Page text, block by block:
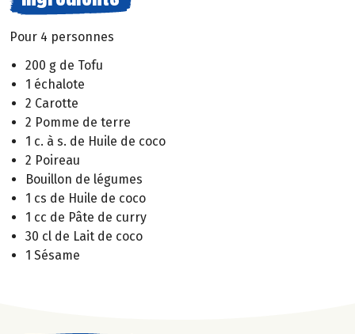
Pour 4 personnes
200 g de Tofu
1 échalote
2 Carotte
2 Pomme de terre
1 c. à s. de Huile de coco
2 Poireau
Bouillon de légumes
1 cs de Huile de coco
1 cc de Pâte de curry
30 cl de Lait de coco
1 Sésame